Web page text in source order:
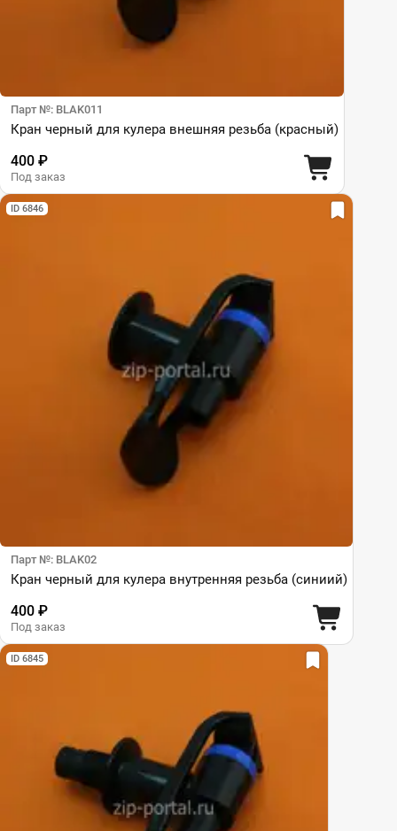
Парт №: BLAK011
Кран черный для кулера внешняя резьба (красный)
400 ₽
Под заказ
ID 6846
Парт №: BLAK02
Кран черный для кулера внутренняя резьба (синиий)
400 ₽
Под заказ
ID 6845